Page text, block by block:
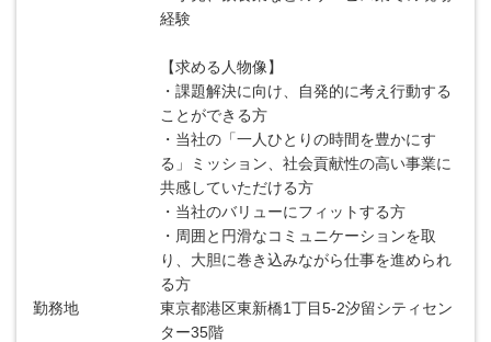
経験
【求める人物像】
・課題解決に向け、自発的に考え行動する
ことができる方
・当社の「一人ひとりの時間を豊かにす
る」ミッション、社会貢献性の高い事業に
共感していただける方
・当社のバリューにフィットする方
・周囲と円滑なコミュニケーションを取
り、大胆に巻き込みながら仕事を進められ
る方
勤務地
東京都港区東新橋1丁目5-2汐留シティセン
ター35階